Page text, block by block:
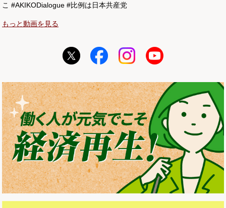
こ #AKIKODialogue #比例は日本共産党
もっと動画を見る